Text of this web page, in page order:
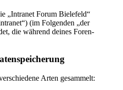
„Intranet Forum Bielefeld“
(im Folgenden „der
die während deines Foren-
Arten gesammelt: